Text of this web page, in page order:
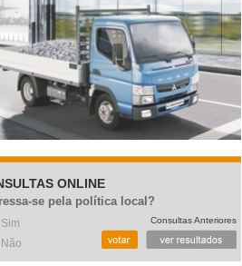
ONLINE
se pela política local?
Sim
Não
Consultas Anteriores